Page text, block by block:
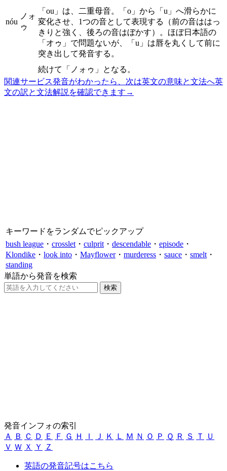
nóu
ノォ
ゥ
「ou」は、二重母音。「o」から「u」へ滑らかに
変化させ、1つの音として表現する（前の音ははっ
きりと強く、後ろの音はぼかす）。ほぼ日本語の
「オゥ」で問題ないが、「u」は唇を丸くして前に
突き出して発音する。
続けて「ノォゥ」となる。
関連サービス発音がわかったら、次は英文の意味と文法へ英
文の訳と文法解説を確認できます →
キーワードをランダムでピックアップ
bush league ・ crosslet ・ culprit ・ descendable ・ episode ・
Klondike ・ look into ・ Mayflower・ murderess ・ sauce ・ smelt ・
standing
単語から発音を検索
発音インフォの索引
Ａ
Ｂ Ｃ Ｄ Ｅ Ｆ Ｇ Ｈ Ｉ Ｊ Ｋ Ｌ Ｍ Ｎ Ｏ Ｐ Ｑ Ｒ Ｓ Ｔ
Ｕ
Ｖ Ｗ Ｘ Ｙ Ｚ
英語の発音記号はこちら